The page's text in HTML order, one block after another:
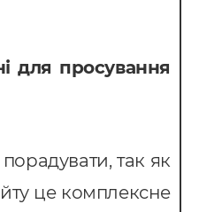
для просування
так як
це комплексне